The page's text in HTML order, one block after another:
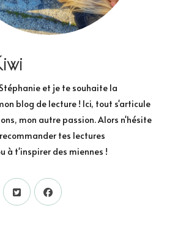
et je te souhaite la
blog de lecture ! Ici, tout s'articule
mon autre passion. Alors n'hésite
tes lectures
à t'inspirer des miennes !